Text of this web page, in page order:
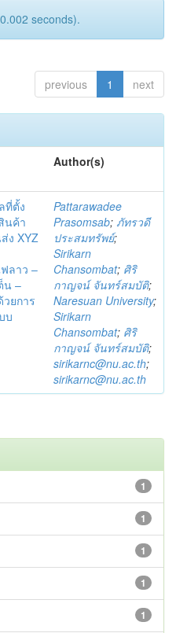
seconds).
previous 1 next
Author(s)
ที่ตั้ง
นค้า
ง XYZ
ลาว –
น –
ยการ
บ
Pattarawadee
Prasomsab; ภัทรวดี
ประสมทรัพย์;
Sirikarn
Chansombat; ศิริ
กาญจน์ จันทร์สมบัติ;
Naresuan University;
Sirikarn
Chansombat; ศิริ
กาญจน์ จันทร์สมบัติ;
sirikarnc@nu.ac.th;
sirikarnc@nu.ac.th
1
1
1
1
1